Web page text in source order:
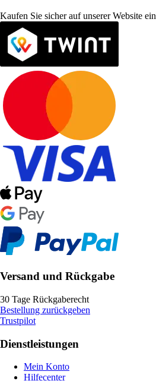
Kaufen Sie sicher auf unserer Website ein
Versand und Rückgabe
30 Tage Rückgaberecht
Bestellung zurückgeben
Trustpilot
Dienstleistungen
Mein Konto
Hilfecenter